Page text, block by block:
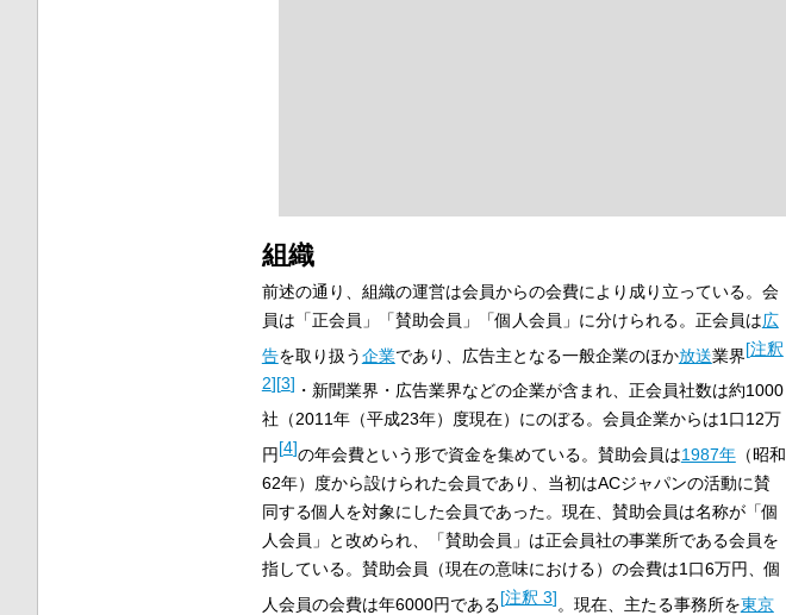
組織
前述の通り、組織の運営は会員からの会費により成り立っている。会
員は「正会員」「賛助会員」「個人会員」に分けられる。正会員は広
告を取り扱う企業であり、広告主となる一般企業のほか放送業界[注釈
2][3] ・新聞業界・広告業界などの企業が含まれ、正会員社数は約1000
社（2011年（平成23年）度現在）にのぼる。会員企業からは1口12万
円[4]の年会費という形で資金を集めている。賛助会員は1987年（昭和
62年）度から設けられた会員であり、当初はACジャパンの活動に賛
同する個人を対象にした会員であった。現在、賛助会員は名称が「個
人会員」と改められ、「賛助会員」は正会員社の事業所である会員を
指している。賛助会員（現在の意味における）の会費は1口6万円、個
人会員の会費は年6000円である[注釈 3]。現在、主たる事務所を東京